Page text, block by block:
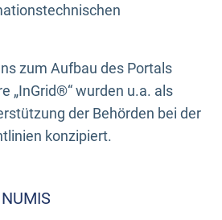
zum Aufbau des Portals
„InGrid®“ wurden u.a. als
der Behörden bei der
konzipiert.